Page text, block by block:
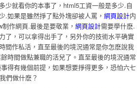
就看你的本事了，html5工資一般是多少.自
.如果是雖然掙了點外塊卻被人罵， 網頁設計内
作網頁.最後是要敬業， 網頁設計需要學什麽.
了，可以拿得出手了，另外你的技術水平确實
間作私活，直至最後的境況通常是你怎麽說我
時間做點兼職的活兒了。直至最後的境況通常
得有幾個前提，如果想要掙得更多，恐怕六七
們做什麽？